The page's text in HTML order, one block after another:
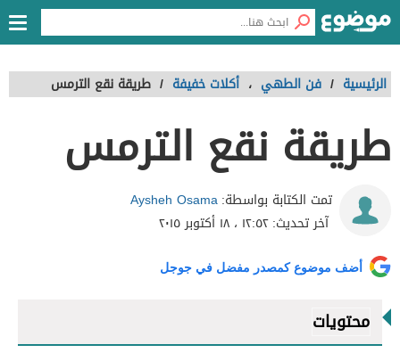
الرئيسية / فن الطهي ، أكلات خفيفة / طريقة نقع الترمس
طريقة نقع الترمس
تمت الكتابة بواسطة:Aysheh Osama
آخر تحديث:١٢:٥٢ ، ١٨ أكتوبر ٢٠١٥
أضف موضوع كمصدر مفضل في جوجل
محتويات